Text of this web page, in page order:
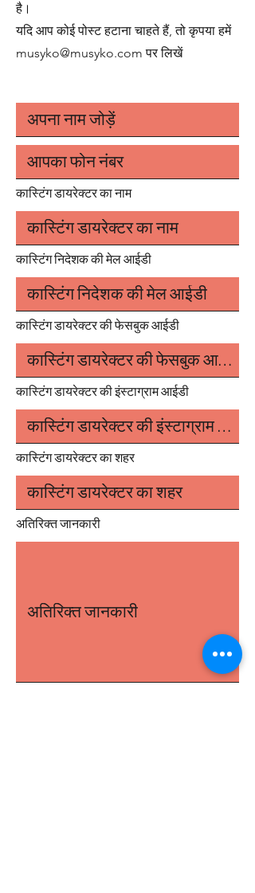
है।
यदि आप कोई पोस्ट हटाना चाहते हैं, तो कृपया हमें
musyko@musyko.com पर लिखें
कास्टिंग डायरेक्टर का नाम
कास्टिंग निदेशक की मेल आईडी
कास्टिंग डायरेक्टर की फेसबुक आईडी
कास्टिंग डायरेक्टर की इंस्टाग्राम आईडी
कास्टिंग डायरेक्टर का शहर
अतिरिक्त जानकारी